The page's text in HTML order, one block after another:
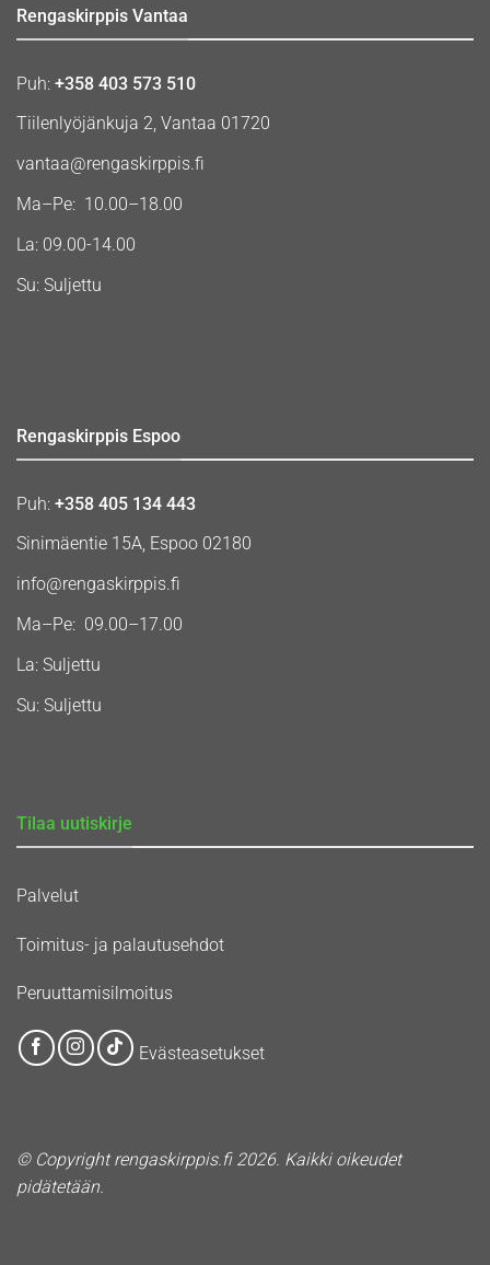
Rengaskirppis Vantaa
Puh: +358 403 573 510
Tiilenlyöjänkuja 2, Vantaa 01720
vantaa@rengaskirppis.fi
Ma–Pe: 10.00–18.00
La: 09.00-14.00
Su: Suljettu
Rengaskirppis Espoo
Puh: +358 405 134 443
Sinimäentie 15A, Espoo 02180
info@rengaskirppis.fi
Ma–Pe: 09.00–17.00
La: Suljettu
Su: Suljettu
Tilaa uutiskirje
Palvelut
Toimitus- ja palautusehdot
Peruuttamisilmoitus
Evästeasetukset
© Copyright rengaskirppis.fi 2026. Kaikki oikeudet
pidätetään.